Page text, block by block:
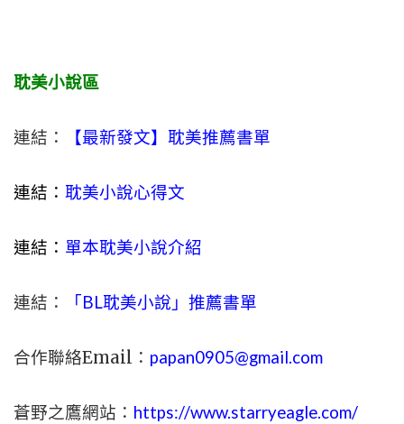
耽美小說區
連結： 【最新發文】耽美推薦書單
連結： 耽美小說心得文
連結： 單本耽美小說介紹
連結： 「BL耽美小說」推薦書單
合作聯絡Email： papan0905@gmail.com
蒼野之鷹網站： https://www.starryeagle.com/